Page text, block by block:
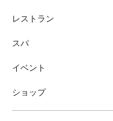
レストラン
スパ
イベント
ショップ